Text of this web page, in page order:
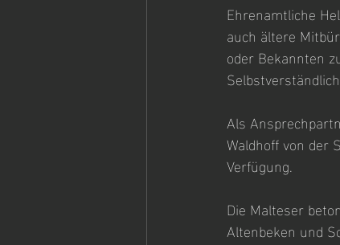
Ehrenamtliche
auch ältere
oder Bekannten
Als
Waldhoff von der
Verfügung.
Die Malteser
Altenbeken und